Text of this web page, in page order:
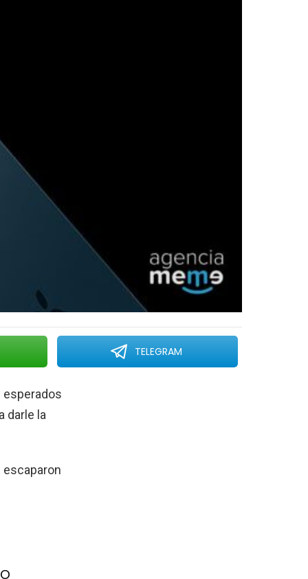
TELEGRAM
esperados
darle la
escaparon